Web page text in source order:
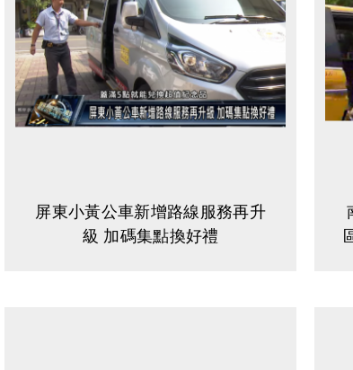
屏東小黃公車新增路線服務再升
級 加碼集點換好禮